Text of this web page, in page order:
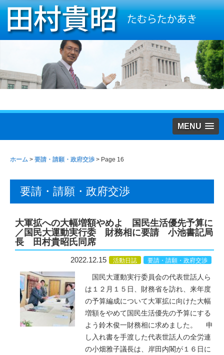
MENU
ホーム > 要請・請願・政府交渉 > Page 16
要請・請願・政府交渉
大軍拡への大幅増額やめよ 国民生活優先予算に
／国民大運動実行委 財務相に要請 小池書記局
長 田村貴昭氏同席
2022.12.15 活動日誌 要請・請願・政府交渉
国民大運動実行委員会の代表世話人ら
は１２月１５日、財務省を訪れ、来年度
の予算編成について大軍拡に向けた大幅
増額をやめて国民生活優先の予算にする
よう鈴木俊一財務相に求めました。 申
し入れ書を手渡した代表世話人の全労連
の小畑雅子議長は、岸田内閣が１６日に